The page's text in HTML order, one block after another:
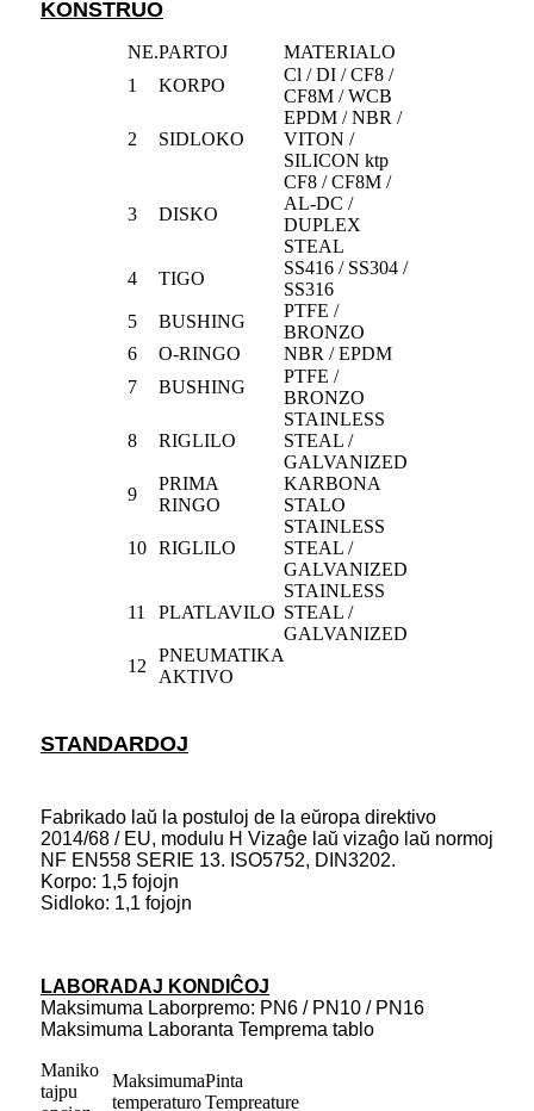
KONSTRUO
NE.PARTOJ
MATERIALO
1
KORPO
Cl / DI / CF8 /
CF8M / WCB
2 SIDLOKO
EPDM / NBR /
VITON /
SILICON ktp
3 DISKO
CF8 / CF8M /
AL-DC /
DUPLEX
STEAL
4
TIGO
SS416 / SS304 /
SS316
5
BUSHING
PTFE /
BRONZO
6
O-RINGO
NBR / EPDM
7
BUSHING
PTFE /
BRONZO
8 RIGLILO
STAINLESS
STEAL /
GALVANIZED
9
PRIMA
RINGO
KARBONA
STALO
10 RIGLILO
STAINLESS
STEAL /
GALVANIZED
11 PLATLAVILO
STAINLESS
STEAL /
GALVANIZED
12
PNEUMATIKA
AKTIVO
STANDARDOJ
Fabrikado laŭ la postuloj de la eŭropa direktivo
2014/68 / EU, modulu H Vizaĝe laŭ vizaĝo laŭ normoj
NF EN558 SERIE 13. ISO5752, DIN3202.
Korpo: 1,5 fojojn
Sidloko: 1,1 fojojn
LABORADAJ KONDIĈOJ
Maksimuma Laborpremo: PN6 / PN10 / PN16
Maksimuma Laboranta Temprema tablo
Maniko
tajpu
Maksimuma
temperaturo
Pinta
Tempreature